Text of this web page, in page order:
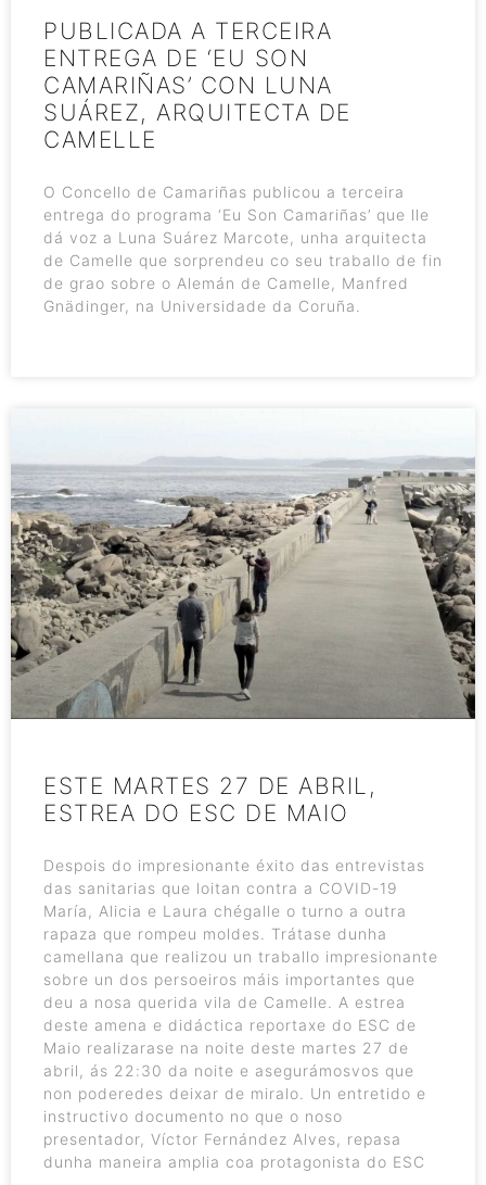
PUBLICADA A TERCEIRA
ENTREGA DE ‘EU SON
CAMARIÑAS’ CON LUNA
SUÁREZ, ARQUITECTA DE
CAMELLE
O Concello de Camariñas publicou a terceira
entrega do programa ‘Eu Son Camariñas’ que lle
dá voz a Luna Suárez Marcote, unha arquitecta
de Camelle que sorprendeu co seu traballo de fin
de grao sobre o Alemán de Camelle, Manfred
Gnädinger, na Universidade da Coruña.
ESTE MARTES 27 DE ABRIL,
ESTREA DO ESC DE MAIO
Despois do impresionante éxito das entrevistas
das sanitarias que loitan contra a COVID-19
María, Alicia e Laura chégalle o turno a outra
rapaza que rompeu moldes. Trátase dunha
camellana que realizou un traballo impresionante
sobre un dos persoeiros máis importantes que
deu a nosa querida vila de Camelle. A estrea
deste amena e didáctica reportaxe do ESC de
Maio realizarase na noite deste martes 27 de
abril, ás 22:30 da noite e asegurámosvos que
non poderedes deixar de miralo. Un entretido e
instructivo documento no que o noso
presentador, Víctor Fernández Alves, repasa
dunha maneira amplia coa protagonista do ESC